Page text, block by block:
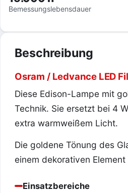
Bemessungslebensdauer
Beschreibung
Osram / Ledvance LED
Diese Edison-Lampe mit
Technik. Sie ersetzt bei 4
extra warmweißem Licht.
Die goldene Tönung des
einem dekorativen
Einsatzbereiche